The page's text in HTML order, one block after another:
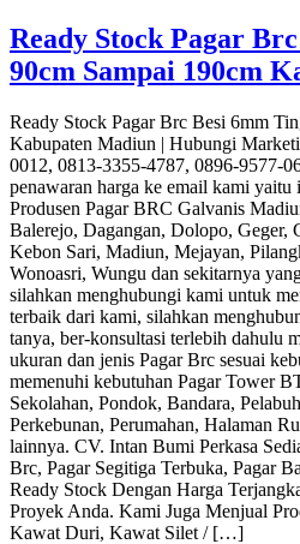
Ready Stock Pagar
90cm Sampai 190cm
Ready Stock Pagar Brc Besi 6mm
Kabupaten Madiun | Hubungi
0012, 0813-3355-4787, 0896-9577-
penawaran harga ke email kami
Produsen Pagar BRC Galvanis
Balerejo, Dagangan, Dolopo, Geger,
Kebon Sari, Madiun, Mejayan,
Wonoasri, Wungu dan sekitarnya
silahkan menghubungi kami untuk
terbaik dari kami, silahkan
tanya, ber-konsultasi terlebih dahulu
ukuran dan jenis Pagar Brc sesuai
memenuhi kebutuhan Pagar Tower
Sekolahan, Pondok, Bandara,
Perkebunan, Perumahan, Halaman
lainnya. CV. Intan Bumi Perkasa
Brc, Pagar Segitiga Terbuka, Pagar
Ready Stock Dengan Harga
Proyek Anda. Kami Juga Menjual
Kawat Duri, Kawat Silet / […]